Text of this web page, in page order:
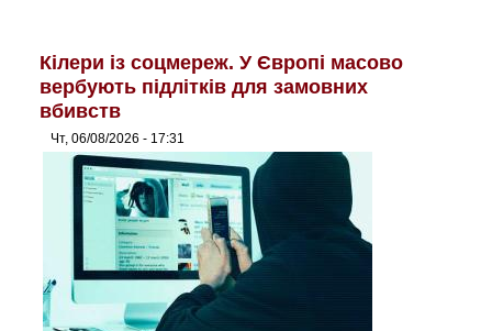
Кілери із соцмереж. У Європі масово
вербують підлітків для замовних
вбивств
Чт, 06/08/2026 - 17:31